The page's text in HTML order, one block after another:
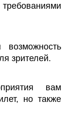
зрителей.
вам
но также